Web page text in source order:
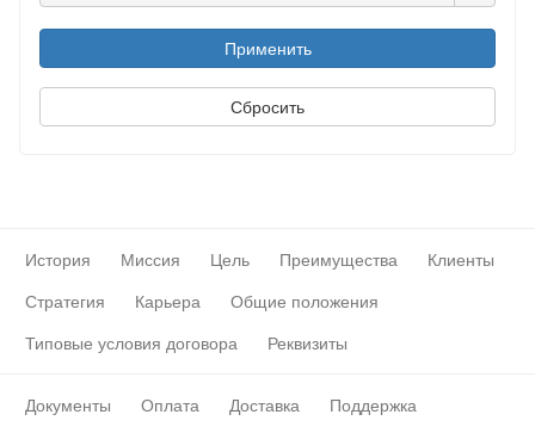
История Миссия Цель Преимущества
Клиенты
Стратегия
Карьера
Общие положения
Типовые условия договора
Реквизиты
Документы Оплата Доставка
Поддержка